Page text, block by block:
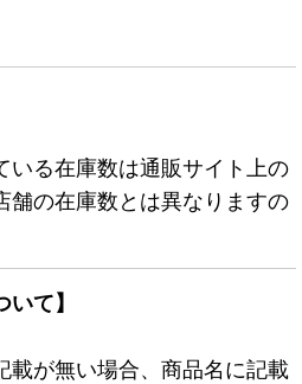
いる在庫数は通販サイト上の
舗の在庫数とは異なりますの
て】
載が無い場合、商品名に記載